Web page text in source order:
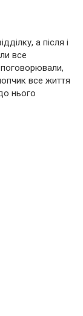
а після і
все
поговорювали,
все життя
нього